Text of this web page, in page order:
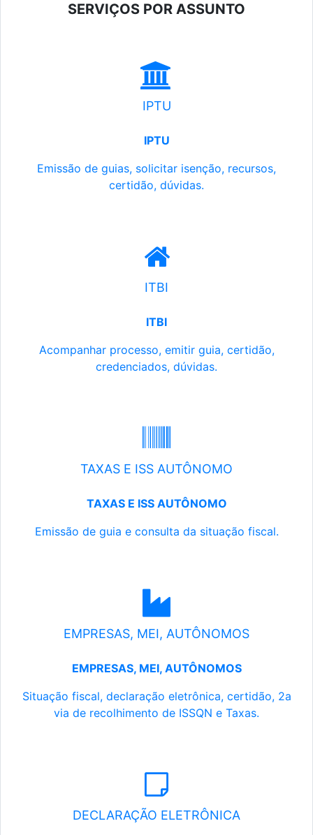
SERVIÇOS POR ASSUNTO
IPTU
IPTU
Emissão de guias, solicitar isenção, recursos,
certidão, dúvidas.
ITBI
ITBI
Acompanhar processo, emitir guia, certidão,
credenciados, dúvidas.
TAXAS E ISS AUTÔNOMO
TAXAS E ISS AUTÔNOMO
Emissão de guia e consulta da situação fiscal.
EMPRESAS, MEI, AUTÔNOMOS
EMPRESAS, MEI, AUTÔNOMOS
Situação fiscal, declaração eletrônica, certidão, 2a
via de recolhimento de ISSQN e Taxas.
DECLARAÇÃO ELETRÔNICA